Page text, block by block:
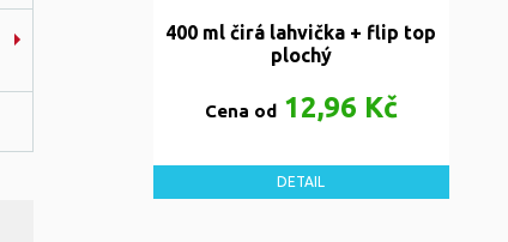
400 ml čirá lahvička + flip top
plochý
Cena od12,96 Kč
DETAIL